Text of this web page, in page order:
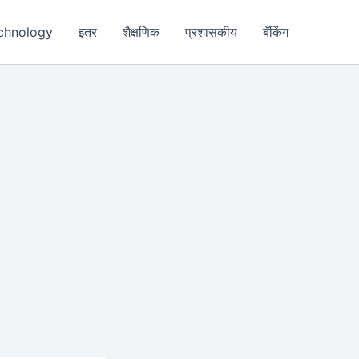
इतर शैक्षणिक प्रशासकीय बँकिंग